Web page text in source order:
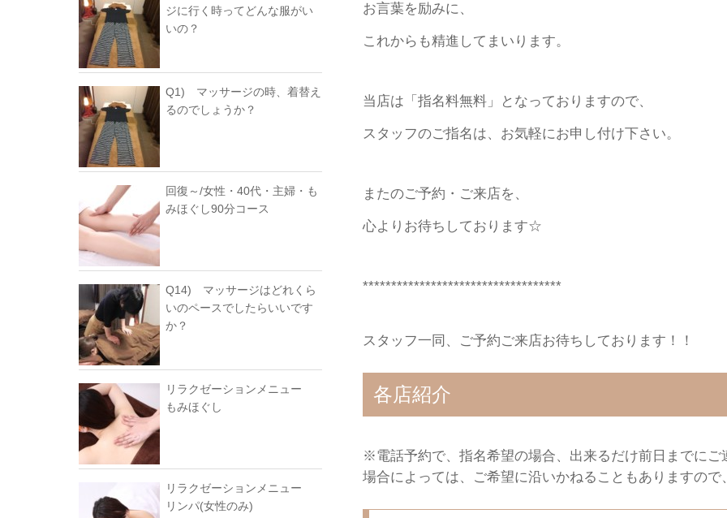
お言葉を励みに、
これからも精進してまいります。
当店は「指名料無料」となっておりますので、
スタッフのご指名は、お気軽にお申し付け下さい。
またのご予約・ご来店を、
心よりお待ちしております☆
***********************************
スタッフ一同、ご予約ご来店お待ちしております！！
各店紹介
※電話予約で、指名希望の場合、出来るだけ前日までにご
場合によっては、ご希望に沿いかねることもありますので
ジに行く時ってどんな服がい
いの？
Q1) マッサージの時、着替え
るのでしょうか？
回復～/女性・40代・主婦・も
みほぐし90分コース
Q14) マッサージはどれくら
いのペースでしたらいいです
か？
リラクゼーションメニュー
もみほぐし
リラクゼーションメニュー
リンパ(女性のみ)